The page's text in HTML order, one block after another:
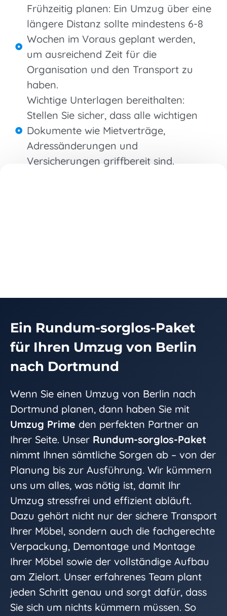
Frühzeitig planen: Ein Umzug über eine
längere Distanz sollte mindestens 6-8
Wochen im Voraus geplant werden,
um ausreichend Zeit für die
Organisation und den Transport zu
haben.
Wichtige Unterlagen bereithalten:
Stellen Sie sicher, dass alle wichtigen
Dokumente wie Mietverträge,
Adressänderungen und
Versicherungen griffbereit sind.
Ein Rundum-sorglos-Paket
für Ihren Umzug von Berlin
nach Dortmund
Wenn Sie einen Umzug von Berlin nach
Dortmund planen, dann haben Sie mit
Umzug Prime den perfekten Partner an
Ihrer Seite. Unser Rundum-sorglos-Paket
nimmt Ihnen sämtliche Sorgen ab – von der
Planung bis zur Ausführung. Wir kümmern
uns um alles, was nötig ist, damit Ihr
Umzug stressfrei und effizient abläuft.
Dazu gehört nicht nur der sichere Transport
Ihrer Möbel, sondern auch die fachgerechte
Verpackung, Demontage und Montage
Ihrer Möbel sowie der vollständige Aufbau
am Zielort. Unser erfahrenes Team plant
jeden Schritt genau und sorgt dafür, dass
Sie sich um nichts kümmern müssen. So